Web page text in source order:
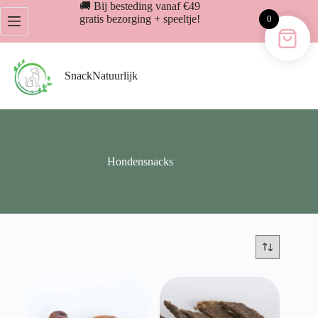
Ga
naar
inhoud
🚚 Bij besteding vanaf €49
gratis bezorging + speeltje!
SnackNatuurlijk
Hondensnacks
0